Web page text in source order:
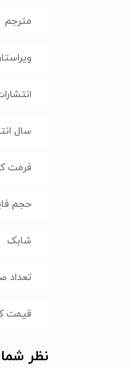
مترجم
سال
فرمت
حجم
شابک
تعداد
قیمت
نظر